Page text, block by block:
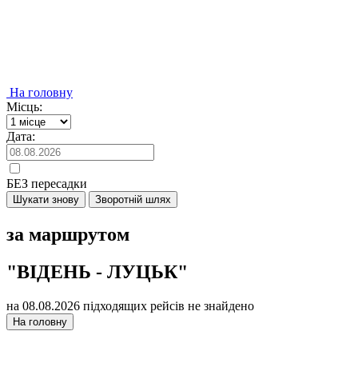
На головну
Місць:
Дата:
БЕЗ пересадки
Шукати знову Зворотній шлях
за маршрутом
"ВІДЕНЬ - ЛУЦЬК"
на 08.08.2026 підходящих рейсів не знайдено
На головну